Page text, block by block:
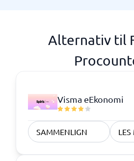
Alternativ til
Visma eEkonomi
SAMMENLIGN LES